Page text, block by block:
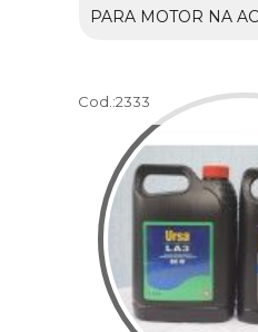
PARA MOTOR NA
Cod.:2333